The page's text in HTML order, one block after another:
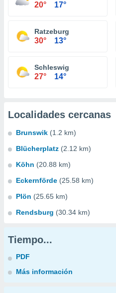
20° 17°
Ratzeburg
30° 13°
Schleswig
27° 14°
Localidades cercanas
Brunswik (1.2 km)
Blücherplatz (2.12 km)
Köhn (20.88 km)
Eckernförde (25.58 km)
Plön (25.65 km)
Rendsburg (30.34 km)
Tiempo...
PDF
Más información